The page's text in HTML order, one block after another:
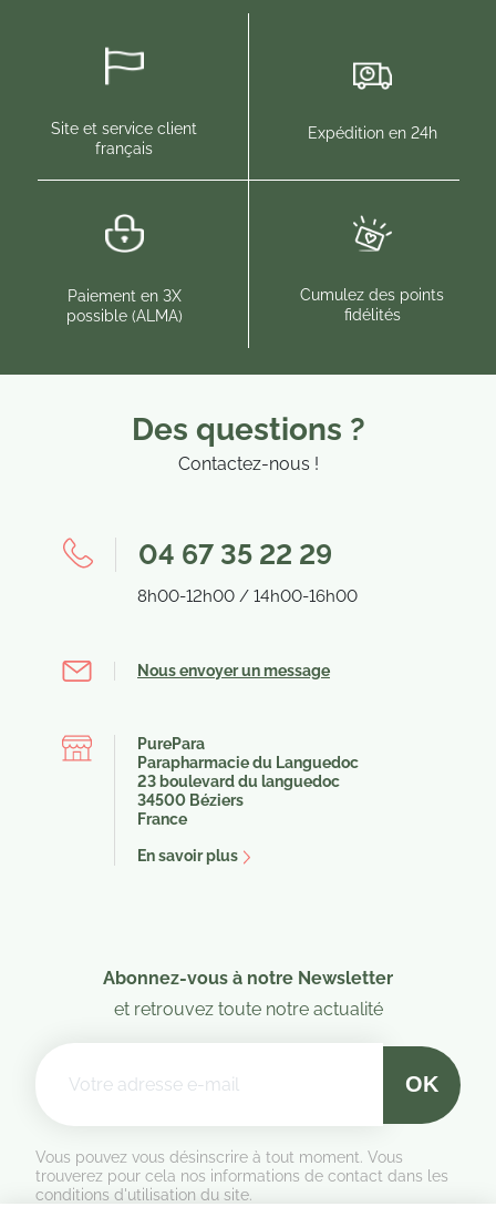
Site et service client
français
Expédition en 24h
Paiement en 3X
possible (ALMA)
Cumulez des points
fidélités
Des questions ?
Contactez-nous !
04 67 35 22 29
8h00-12h00 / 14h00-16h00
Nous envoyer un message
PurePara
Parapharmacie du Languedoc
23 boulevard du languedoc
34500 Béziers
France
En savoir plus
Abonnez-vous à notre Newsletter
et retrouvez toute notre actualité
Vous pouvez vous désinscrire à tout moment. Vous
trouverez pour cela nos informations de contact dans les
conditions d'utilisation du site.